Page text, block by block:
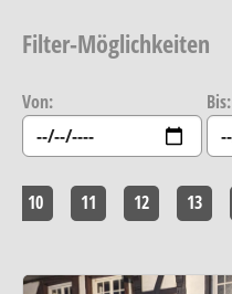
Filter-Möglichkeiten
Von: Bis:
10 11 12 13